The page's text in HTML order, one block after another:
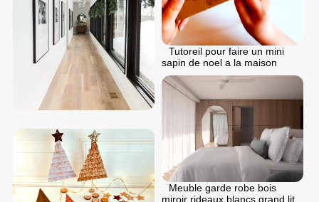
Tutoreil pour faire un mini
sapin de noel a la maison
Meuble garde robe bois
miroir rideaux blancs grand lit